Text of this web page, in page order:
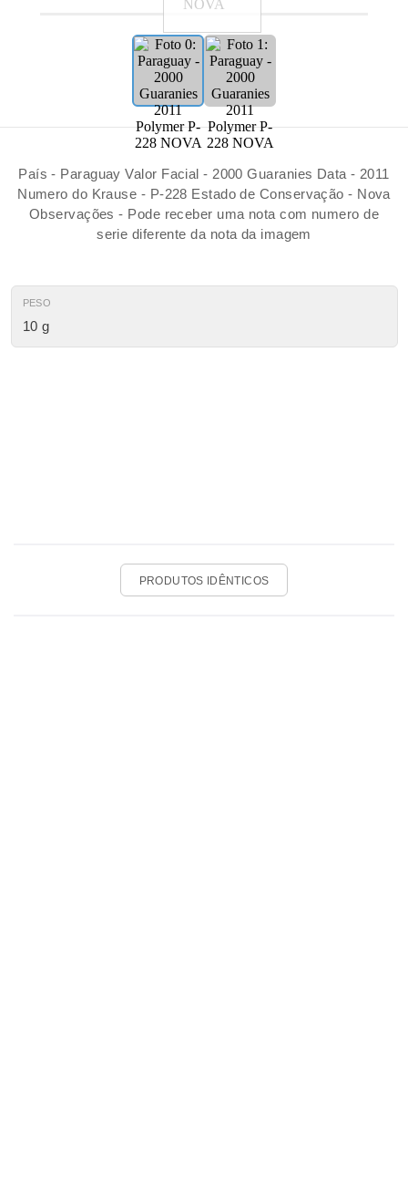
País - Paraguay Valor Facial - 2000 Guaranies Data - 2011
Numero do Krause - P-228 Estado de Conservação - Nova
Observações - Pode receber uma nota com numero de
serie diferente da nota da imagem
PESO
10 g
PRODUTOS IDÊNTICOS